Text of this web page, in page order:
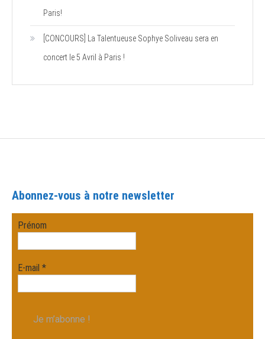
Paris!
[CONCOURS] La Talentueuse Sophye Soliveau sera en
concert le 5 Avril à Paris !
Abonnez-vous à notre newsletter
Prénom
E-mail*